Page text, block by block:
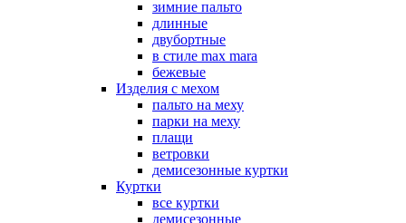
зимние пальто
длинные
двубортные
в стиле max mara
бежевые
Изделия с мехом
пальто на меху
парки на меху
плащи
ветровки
демисезонные куртки
Куртки
все куртки
демисезонные